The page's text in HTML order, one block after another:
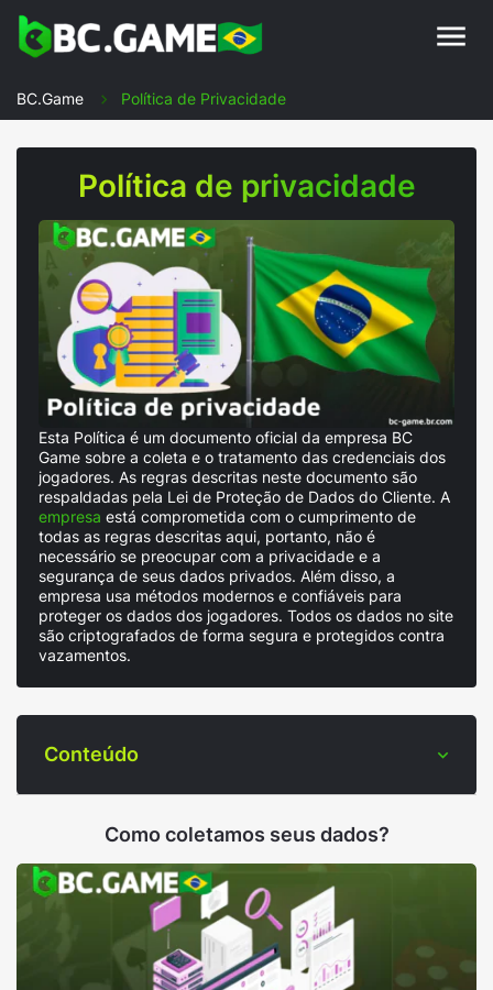
BC.Game Política de Privacidade
Política de privacidade
Esta Política é um documento oficial da empresa BC
Game sobre a coleta e o tratamento das credenciais dos
jogadores. As regras descritas neste documento são
respaldadas pela Lei de Proteção de Dados do Cliente. A
empresa está comprometida com o cumprimento de
todas as regras descritas aqui, portanto, não é
necessário se preocupar com a privacidade e a
segurança de seus dados privados. Além disso, a
empresa usa métodos modernos e confiáveis para
proteger os dados dos jogadores. Todos os dados no site
são criptografados de forma segura e protegidos contra
vazamentos.
Conteúdo
Como coletamos seus dados?